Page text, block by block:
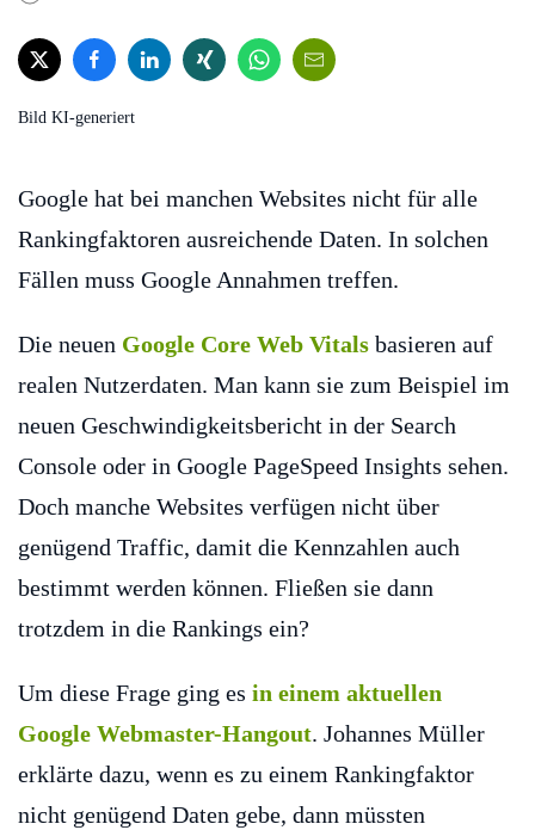
Bild KI-generiert
Google hat bei manchen Websites nicht für alle
Rankingfaktoren ausreichende Daten. In solchen
Fällen muss Google Annahmen treffen.
Die neuen Google Core Web Vitals basieren auf
realen Nutzerdaten. Man kann sie zum Beispiel im
neuen Geschwindigkeitsbericht in der Search
Console oder in Google PageSpeed Insights sehen.
Doch manche Websites verfügen nicht über
genügend Traffic, damit die Kennzahlen auch
bestimmt werden können. Fließen sie dann
trotzdem in die Rankings ein?
Um diese Frage ging es in einem aktuellen
Google Webmaster-Hangout. Johannes Müller
erklärte dazu, wenn es zu einem Rankingfaktor
nicht genügend Daten gebe, dann müssten